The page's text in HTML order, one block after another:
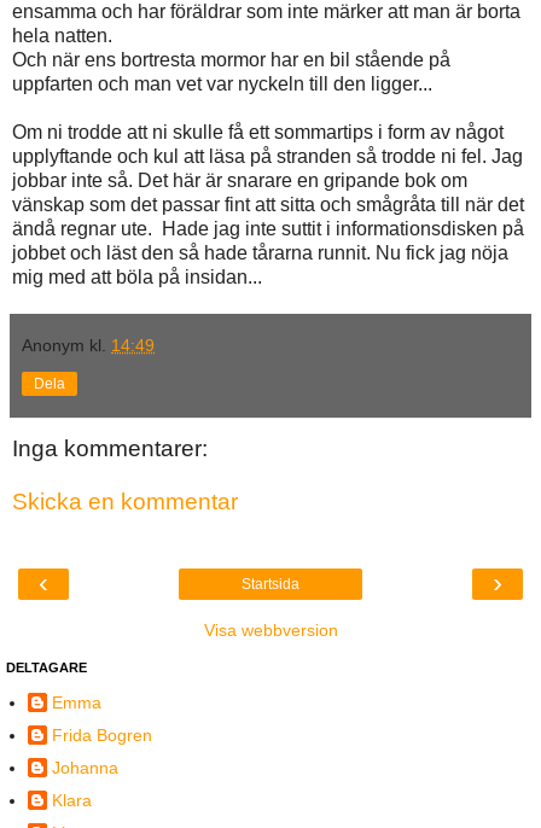
ensamma och har föräldrar som inte märker att man är borta
hela natten.
Och när ens bortresta mormor har en bil stående på
uppfarten och man vet var nyckeln till den ligger...
Om ni trodde att ni skulle få ett sommartips i form av något
upplyftande och kul att läsa på stranden så trodde ni fel. Jag
jobbar inte så. Det här är snarare en gripande bok om
vänskap som det passar fint att sitta och smågråta till när det
ändå regnar ute. Hade jag inte suttit i informationsdisken på
jobbet och läst den så hade tårarna runnit. Nu fick jag nöja
mig med att böla på insidan...
Anonym kl. 14:49
Dela
Inga kommentarer:
Skicka en kommentar
‹ ›
Startsida
Visa webbversion
DELTAGARE
Emma
Frida Bogren
Johanna
Klara